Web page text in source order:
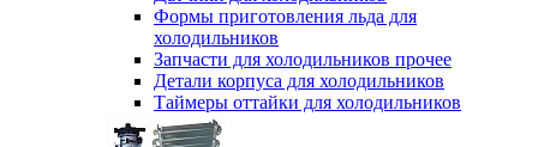
Формы приготовления льда для
холодильников
Запчасти для холодильников прочее
Детали корпуса для холодильников
Таймеры оттайки для холодильников